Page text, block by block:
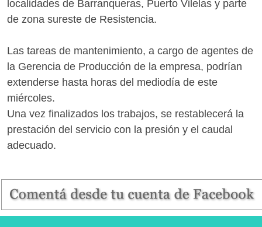
localidades de Barranqueras, Puerto Vilelas y parte
de zona sureste de Resistencia.
Las tareas de mantenimiento, a cargo de agentes de
la Gerencia de Producción de la empresa, podrían
extenderse hasta horas del mediodía de este
miércoles.
Una vez finalizados los trabajos, se restablecerá la
prestación del servicio con la presión y el caudal
adecuado.